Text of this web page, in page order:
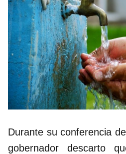
Durante su conferencia
gobernador descarto